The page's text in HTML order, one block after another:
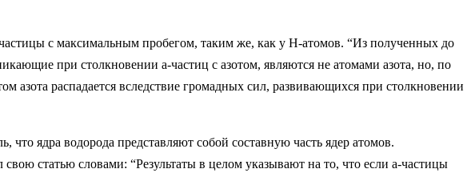
с максимальным пробегом, таким же, как у Н-атомов. “Из полученных до
при столкновении a-частиц с азотом, являются не атомами азота, но, по
азота распадается вследствие громадных сил, развивающихся при столкновении
ядра водорода представляют собой составную часть ядер атомов.
статью словами: “Результаты в целом указывают на то, что если a-частицы